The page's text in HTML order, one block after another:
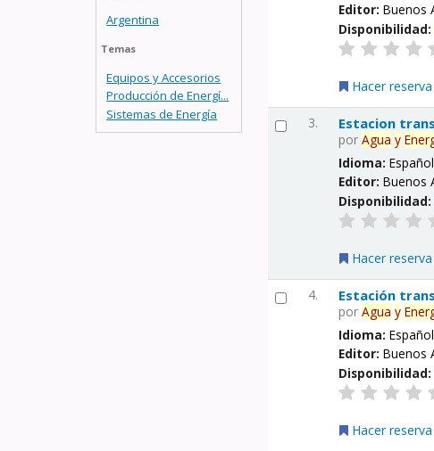
Argentina
Temas
Equipos y Accesorios
Producción de Energí...
Sistemas de Energía
Editor:Buenos
Disponibilidad:
Hacer reserva
3. Estacion
porAgua y
Idioma:Español
Editor:Buenos
Disponibilidad:
Hacer reserva
4. Estación
porAgua y
Idioma:Español
Editor:Buenos
Disponibilidad:
Hacer reserva